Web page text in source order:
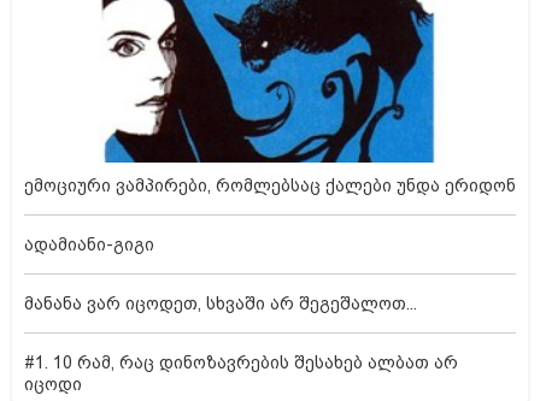
ემოციური ვამპირები, რომლებსაც ქალები უნდა ერიდონ
ადამიანი-გიგი
მანანა ვარ იცოდეთ, სხვაში არ შეგეშალოთ...
#1. 10 რამ, რაც დინოზავრების შესახებ ალბათ არ
იცოდი